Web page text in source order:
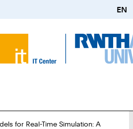
EN
for Real-Time Simulation: A